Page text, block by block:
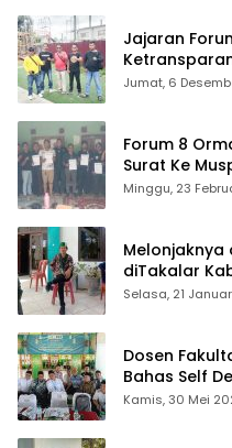
Jajaran
Damkar Di
Jumat, 6
Forum 8
Surat Ke
Matel di
Minggu, 23
Melonjaknya
diTakalar
angkat
Selasa, 21
Dosen
Bahas Self
Ijtima Ulama
Kamis, 30 Mei